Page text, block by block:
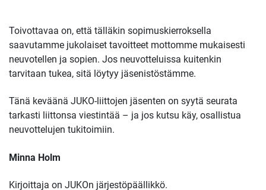
Toivottavaa on, että tälläkin sopimuskierroksella
saavutamme jukolaiset tavoitteet mottomme mukaisesti
neuvotellen ja sopien. Jos neuvotteluissa kuitenkin
tarvitaan tukea, sitä löytyy jäsenistöstämme.
Tänä keväänä JUKO-liittojen jäsenten on syytä seurata
tarkasti liittonsa viestintää – ja jos kutsu käy, osallistua
neuvottelujen tukitoimiin.
Minna Holm
Kirjoittaja on JUKOn järjestöpäällikkö.